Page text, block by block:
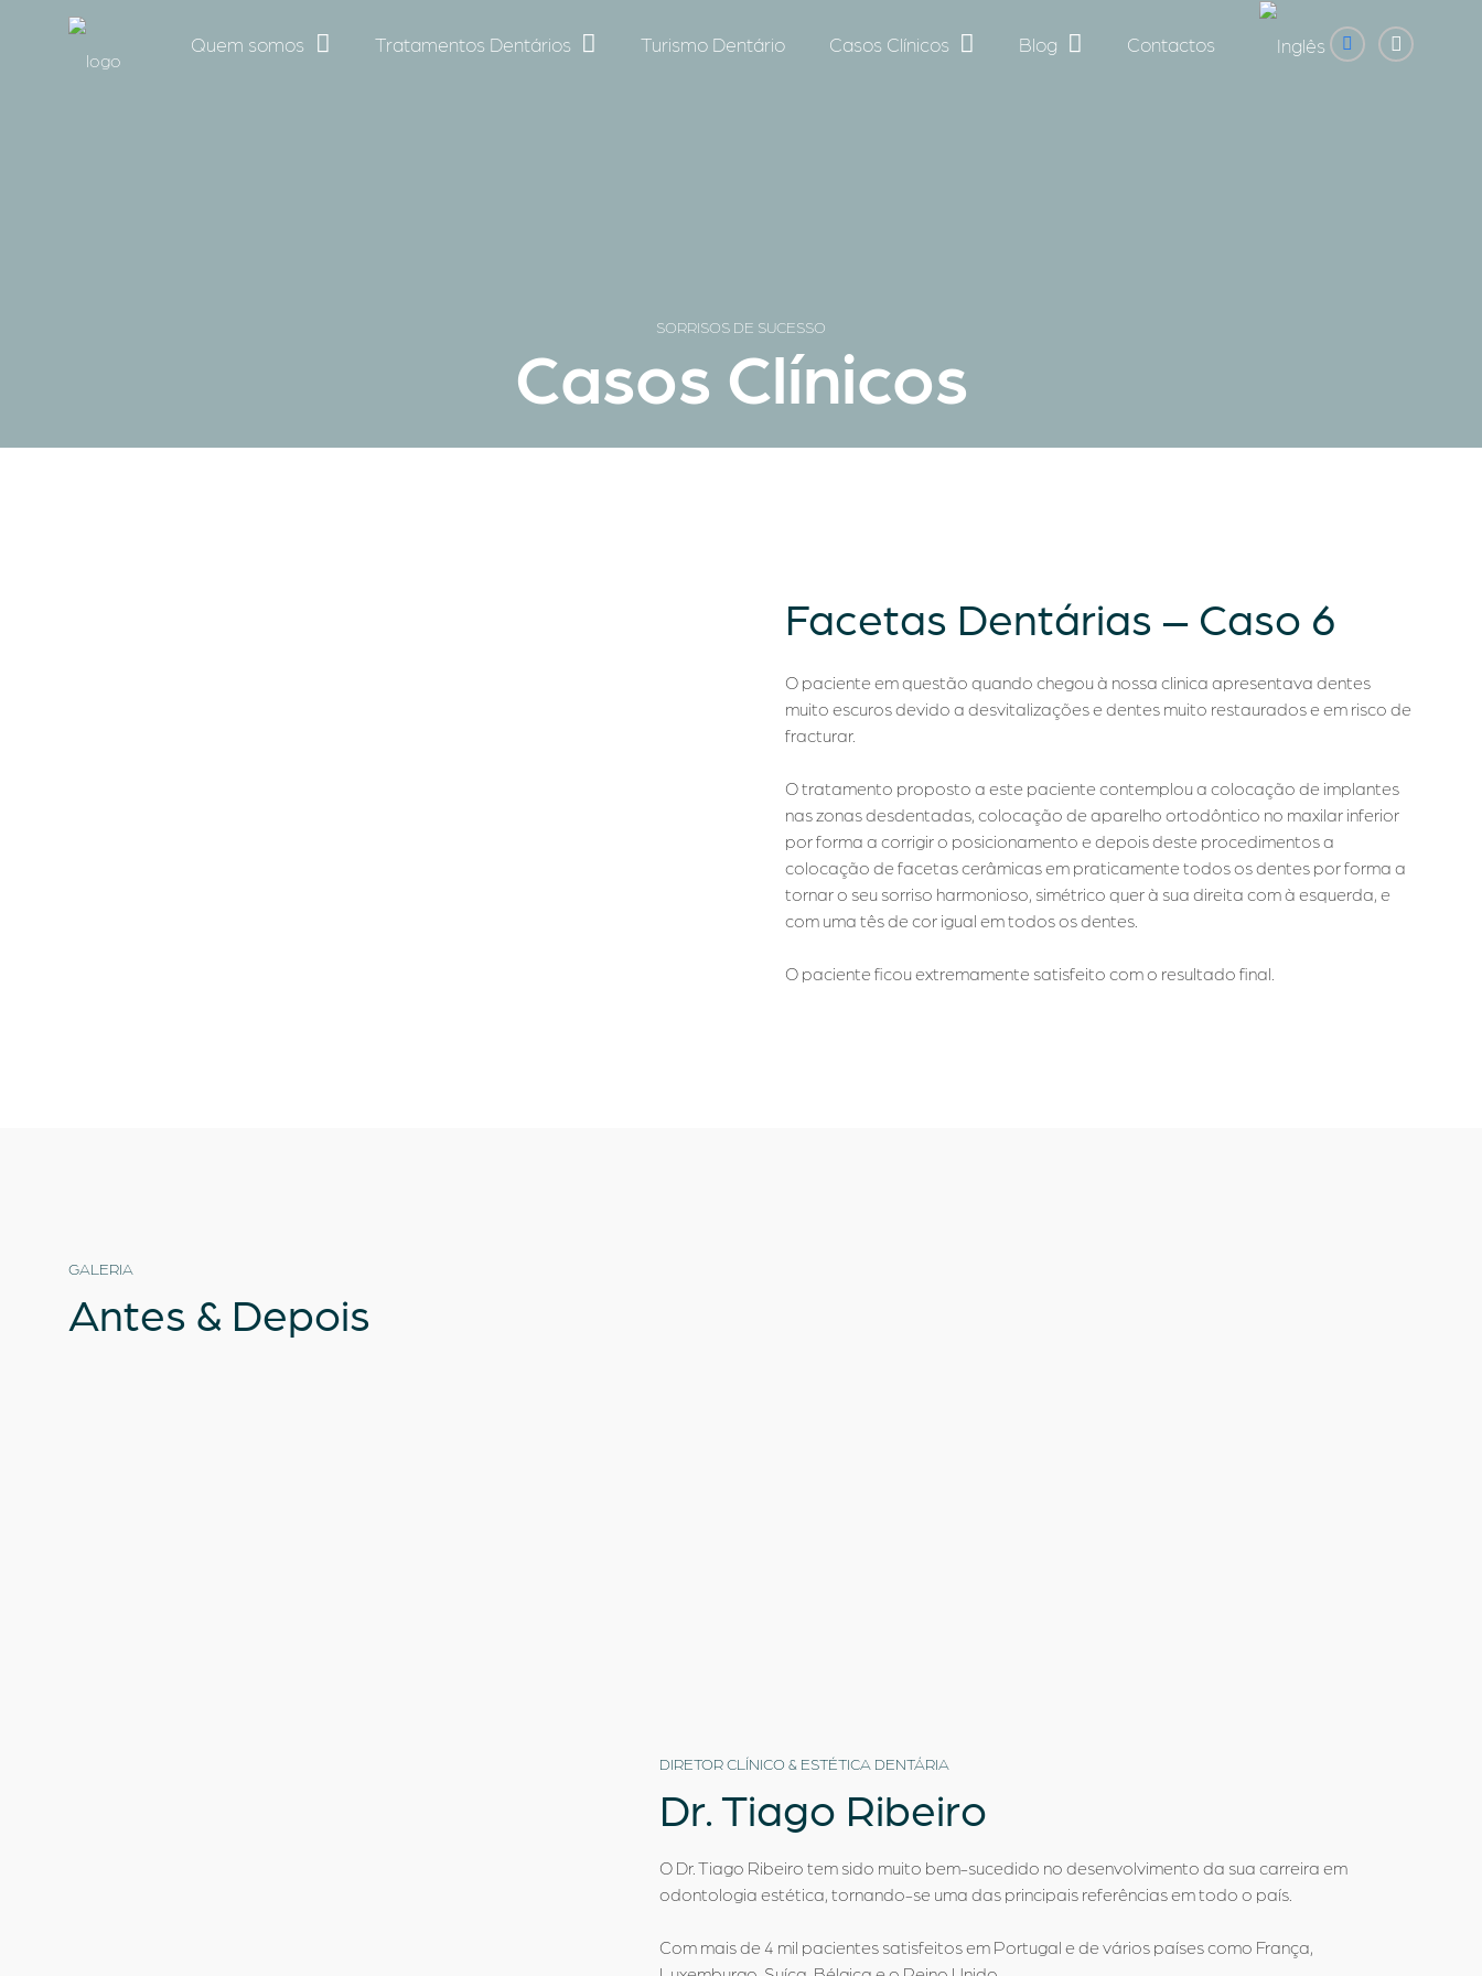
Quem somos Tratamentos Dentários Turismo Dentário Casos Clínicos Blog Contactos
SORRISOS DE SUCESSO
Casos Clínicos
Facetas Dentárias – Caso 6
O paciente em questão quando chegou à nossa clinica apresentava dentes
muito escuros devido a desvitalizações e dentes muito restaurados e em risco de
fracturar.
O tratamento proposto a este paciente contemplou a colocação de implantes
nas zonas desdentadas, colocação de aparelho ortodôntico no maxilar inferior
por forma a corrigir o posicionamento e depois deste procedimentos a
colocação de facetas cerâmicas em praticamente todos os dentes por forma a
tornar o seu sorriso harmonioso, simétrico quer à sua direita com à esquerda, e
com uma tês de cor igual em todos os dentes.
O paciente ficou extremamente satisfeito com o resultado final.
GALERIA
Antes & Depois
DIRETOR CLÍNICO & ESTÉTICA DENTÁRIA
Dr. Tiago Ribeiro
O Dr. Tiago Ribeiro tem sido muito bem-sucedido no desenvolvimento da sua carreira em
odontologia estética, tornando-se uma das principais referências em todo o país.
Com mais de 4 mil pacientes satisfeitos em Portugal e de vários países como França,